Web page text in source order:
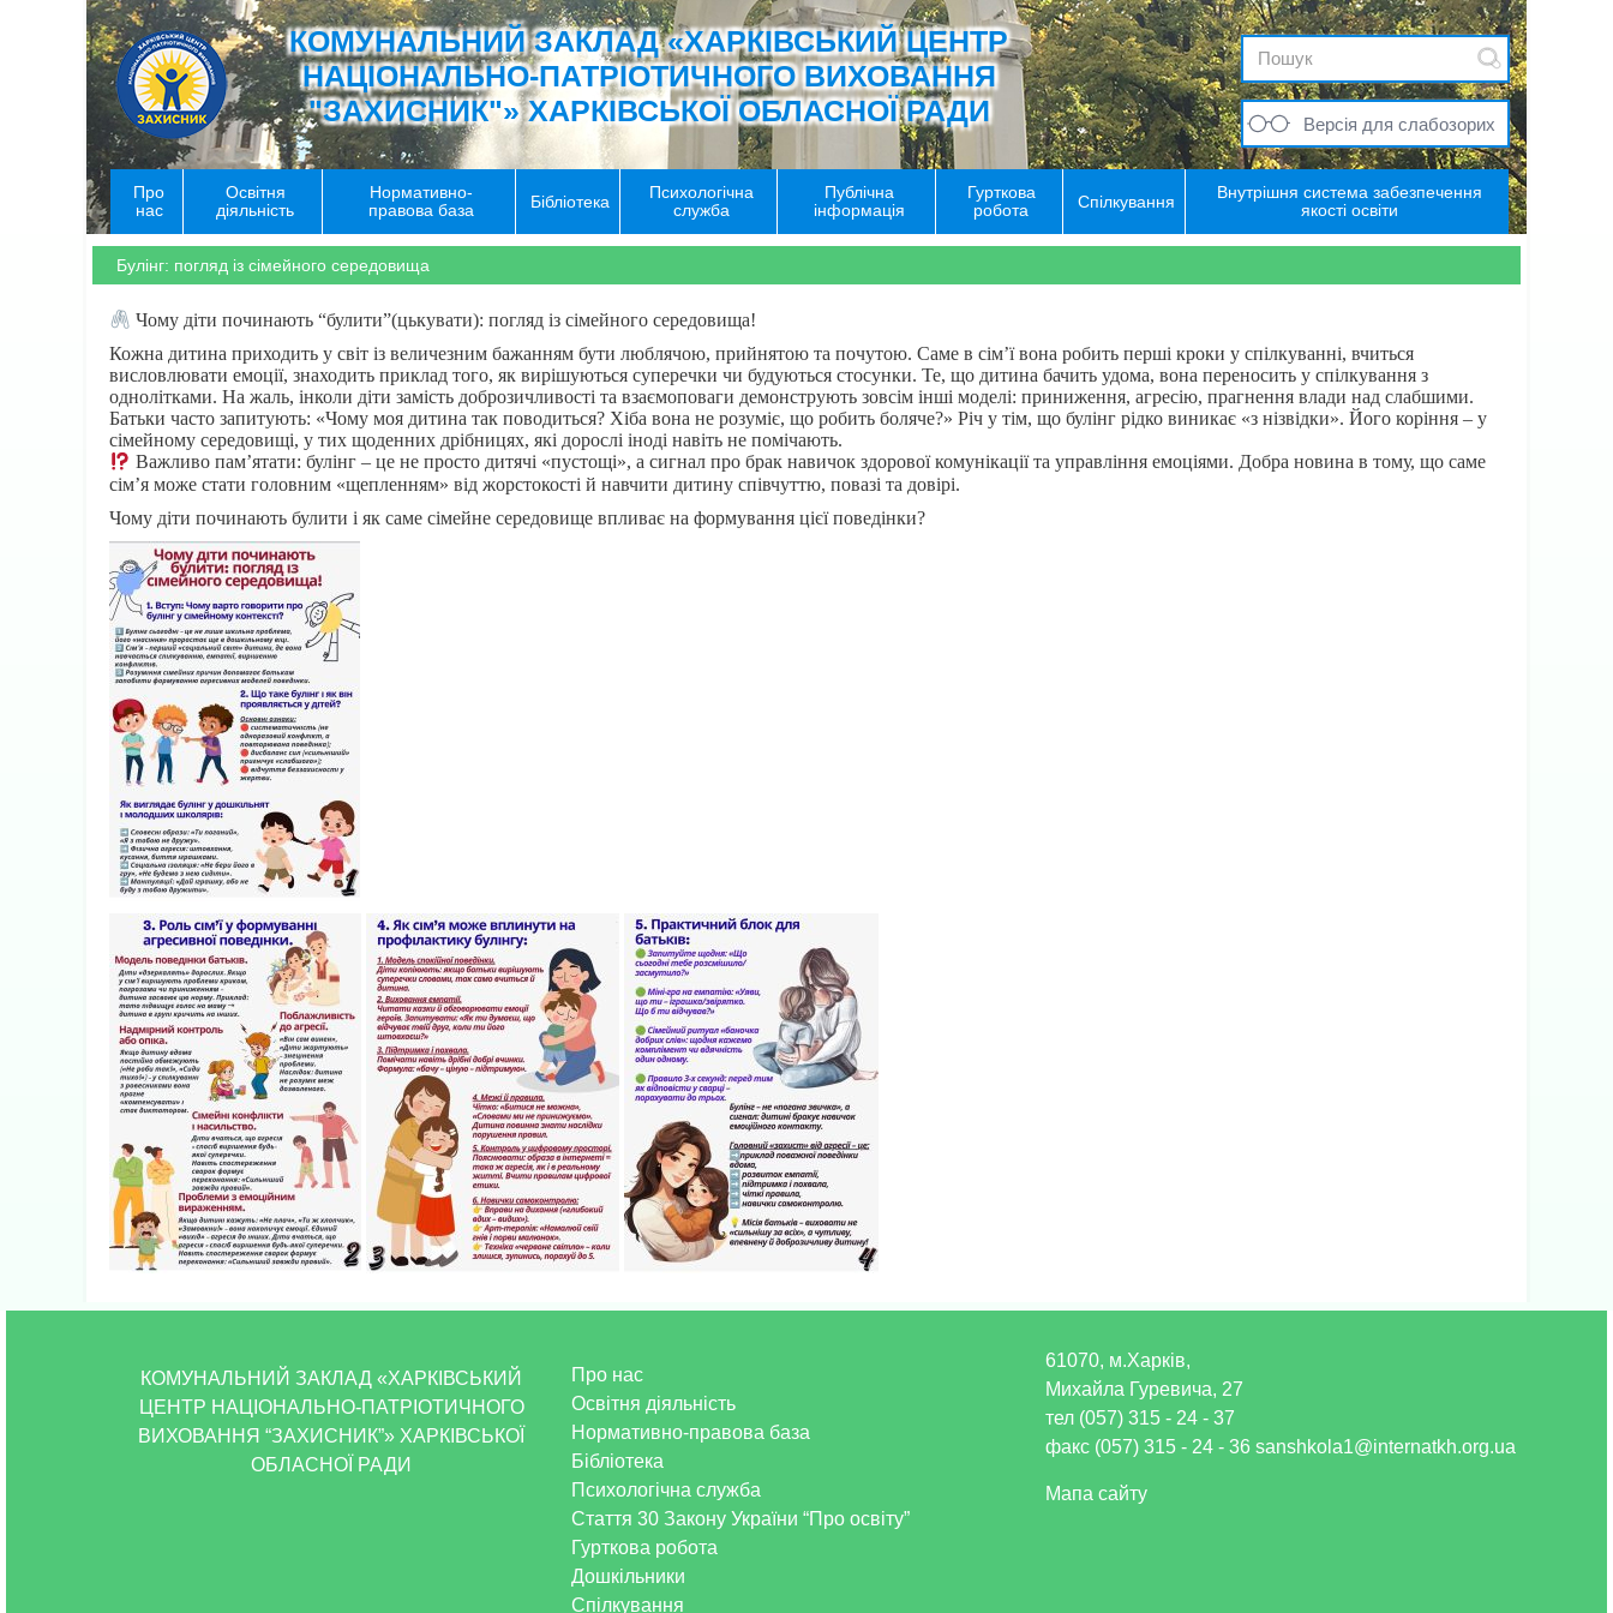
КОМУНАЛЬНИЙ ЗАКЛАД «ХАРКІВСЬКИЙ ЦЕНТР
НАЦІОНАЛЬНО-ПАТРІОТИЧНОГО ВИХОВАННЯ
"ЗАХИСНИК"» ХАРКІВСЬКОЇ ОБЛАСНОЇ РАДИ
Версія для слабозорих
Про
нас
Освітня
діяльність
Нормативно-
правова база
Бібліотека
Психологічна
служба
Публічна
інформація
Гурткова
робота
Спілкування
Внутрішня система забезпечення
якості освіти
Булінг: погляд із сімейного середовища
Чому діти починають “булити”(цькувати): погляд із сімейного середовища!
Кожна дитина приходить у світ із величезним бажанням бути люблячою, прийнятою та почутою. Саме в сім’ї вона робить перші кроки у спілкуванні, вчиться
висловлювати емоції, знаходить приклад того, як вирішуються суперечки чи будуються стосунки. Те, що дитина бачить удома, вона переносить у спілкування з
однолітками. На жаль, інколи діти замість доброзичливості та взаємоповаги демонструють зовсім інші моделі: приниження, агресію, прагнення влади над слабшими.
Батьки часто запитують: «Чому моя дитина так поводиться? Хіба вона не розуміє, що робить боляче?» Річ у тім, що булінг рідко виникає «з нізвідки». Його коріння – у
сімейному середовищі, у тих щоденних дрібницях, які дорослі іноді навіть не помічають.
Важливо пам’ятати: булінг – це не просто дитячі «пустощі», а сигнал про брак навичок здорової комунікації та управління емоціями. Добра новина в тому, що саме
сім’я може стати головним «щепленням» від жорстокості й навчити дитину співчуттю, повазі та довірі.
Чому діти починають булити і як саме сімейне середовище впливає на формування цієї поведінки?
КОМУНАЛЬНИЙ ЗАКЛАД «ХАРКІВСЬКИЙ
ЦЕНТР НАЦІОНАЛЬНО-ПАТРІОТИЧНОГО
ВИХОВАННЯ “ЗАХИСНИК”» ХАРКІВСЬКОЇ
ОБЛАСНОЇ РАДИ
Про нас
Освітня діяльність
Нормативно-правова база
Бібліотека
Психологічна служба
Стаття 30 Закону України “Про освіту”
Гурткова робота
Дошкільники
Спілкування
61070, м.Харків,
Михайла Гуревича, 27
тел (057) 315 - 24 - 37
факс (057) 315 - 24 - 36 sanshkola1@internatkh.org.ua
Мапа сайту